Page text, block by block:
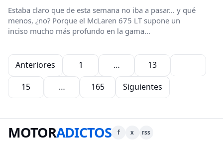
Estaba claro que de esta semana no iba a pasar... y qué
menos, ¿no? Porque el McLaren 675 LT supone un
inciso mucho más profundo en la gama...
Paginación de entradas
Anteriores 1 … 13
15
… 165 Siguientes
MOTORADICTOS f x rss